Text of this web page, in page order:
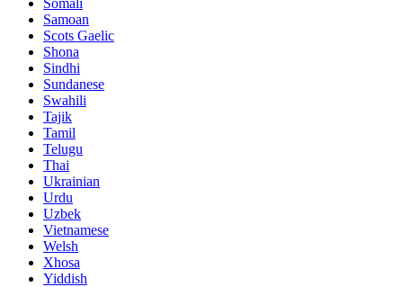
Somali
Samoan
Scots Gaelic
Shona
Sindhi
Sundanese
Swahili
Tajik
Tamil
Telugu
Thai
Ukrainian
Urdu
Uzbek
Vietnamese
Welsh
Xhosa
Yiddish